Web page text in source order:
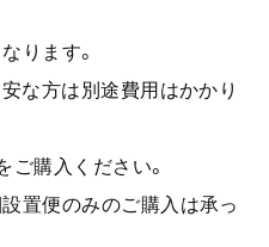
ります。
安な方は別途費用はかかり
ご購入ください。
置便のみのご購入は承っ